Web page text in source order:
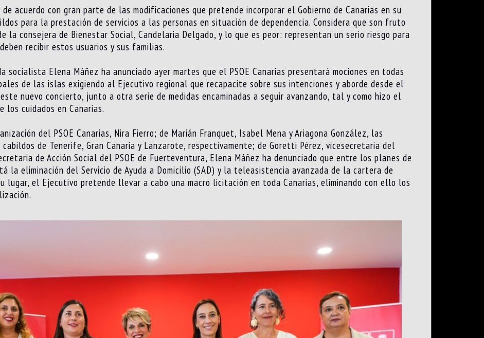
de acuerdo con gran parte de las modificaciones que pretende incorporar el Gobierno de Canarias en su
para la prestación de servicios a las personas en situación de dependencia. Considera que son fruto
la consejera de Bienestar Social, Candelaria Delgado, y lo que es peor: representan un serio riesgo para
recibir estos usuarios y sus familias.
socialista Elena Máñez ha anunciado ayer martes que el PSOE Canarias presentará mociones en todas
de las islas exigiendo al Ejecutivo regional que recapacite sobre sus intenciones y aborde desde el
nuevo concierto, junto a otra serie de medidas encaminadas a seguir avanzando, tal y como hizo el
cuidados en Canarias.
del PSOE Canarias, Nira Fierro; de Marián Franquet, Isabel Mena y Ariagona González, las
de Tenerife, Gran Canaria y Lanzarote, respectivamente; de Goretti Pérez, vicesecretaria del
de Acción Social del PSOE de Fuerteventura, Elena Máñez ha denunciado que entre los planes de
la eliminación del Servicio de Ayuda a Domicilio (SAD) y la teleasistencia avanzada de la cartera de
lugar, el Ejecutivo pretende llevar a cabo una macro licitación en toda Canarias, eliminando con ello los